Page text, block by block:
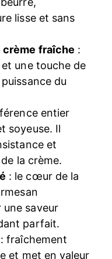
lisse et sans
crème fraîche :
et une touche de
du
entier
soyeuse. Il
et
la crème.
: le cœur de la
saveur
parfait.
: fraîchement
et met en valeur